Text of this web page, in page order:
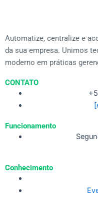
Automatize, centralize e
da sua empresa. Unimos
moderno em práticas
CONTATO
Funcionamento
Conhecimento